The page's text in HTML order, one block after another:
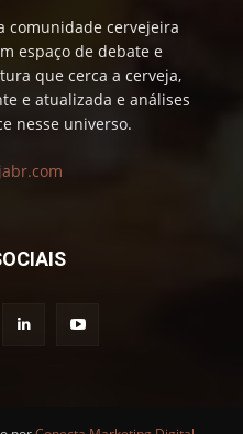
comunidade cervejeira
espaço de debate e
que cerca a cerveja,
e atualizada e análises
nesse universo.